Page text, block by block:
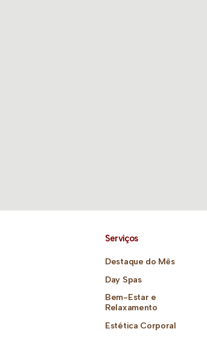
Serviços
Destaque do Mês
Day Spas
Bem-Estar e
Relaxamento
Estética Corporal